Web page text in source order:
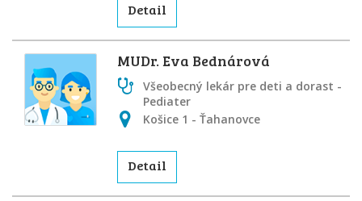
Detail
MUDr. Eva Bednárová
Všeobecný lekár pre deti a dorast -
Pediater
Košice 1 - Ťahanovce
Detail